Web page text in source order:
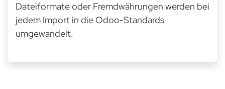
Dateiformate oder Fremdwährungen werden bei
jedem Import in die Odoo-Standards
umgewandelt.